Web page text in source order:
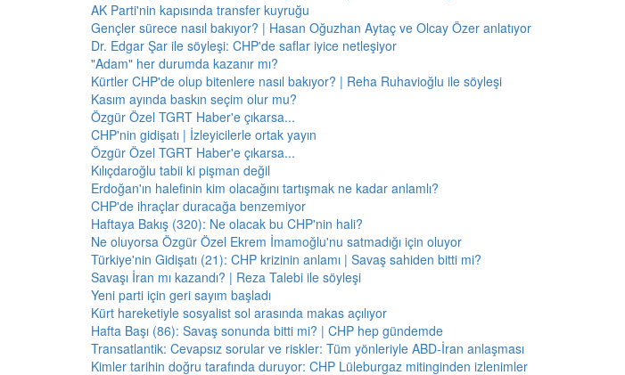
AK Parti'nin kapısında transfer kuyruğu
Gençler sürece nasıl bakıyor? | Hasan Oğuzhan Aytaç ve Olcay Özer anlatıyor
Dr. Edgar Şar ile söyleşi: CHP'de saflar iyice netleşiyor
"Adam" her durumda kazanır mı?
Kürtler CHP'de olup bitenlere nasıl bakıyor? | Reha Ruhavioğlu ile söyleşi
Kasım ayında baskın seçim olur mu?
Özgür Özel TGRT Haber'e çıkarsa...
CHP'nin gidişatı | İzleyicilerle ortak yayın
Özgür Özel TGRT Haber'e çıkarsa...
Kılıçdaroğlu tabii ki pişman değil
Erdoğan'ın halefinin kim olacağını tartışmak ne kadar anlamlı?
CHP'de ihraçlar duracağa benzemiyor
Haftaya Bakış (320): Ne olacak bu CHP'nin hali?
Ne oluyorsa Özgür Özel Ekrem İmamoğlu'nu satmadığı için oluyor
Türkiye'nin Gidişatı (21): CHP krizinin anlamı | Savaş sahiden bitti mi?
Savaşı İran mı kazandı? | Reza Talebi ile söyleşi
Yeni parti için geri sayım başladı
Kürt hareketiyle sosyalist sol arasında makas açılıyor
Hafta Başı (86): Savaş sonunda bitti mi? | CHP hep gündemde
Transatlantik: Cevapsız sorular ve riskler: Tüm yönleriyle ABD-İran anlaşması
Kimler tarihin doğru tarafında duruyor: CHP Lüleburgaz mitinginden izlenimler